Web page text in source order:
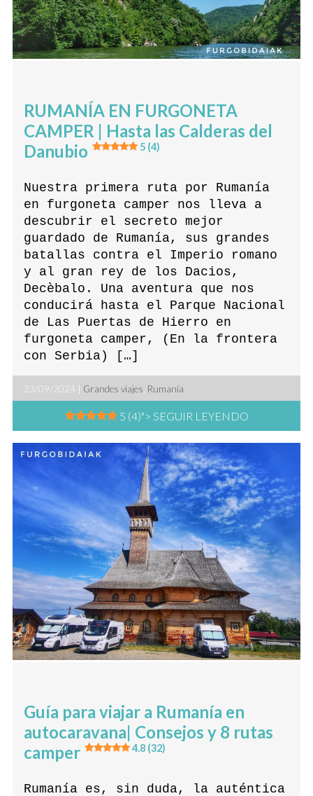
RUMANÍA EN FURGONETA
CAMPER | Hasta las Calderas del
Danubio
5 (4)
Nuestra primera ruta por Rumanía
en furgoneta camper nos lleva a
descubrir el secreto mejor
guardado de Rumanía, sus grandes
batallas contra el Imperio romano
y al gran rey de los Dacios,
Decèbalo. Una aventura que nos
conducirá hasta el Parque Nacional
de Las Puertas de Hierro en
furgoneta camper, (En la frontera
con Serbia) […]
23/09/2024 | Grandes viajes, Rumanía
5 (4)"> SEGUIR LEYENDO
Guía para viajar a Rumanía en
autocaravana| Consejos y 8 rutas
camper
4.8 (32)
Rumanía es, sin duda, la auténtica